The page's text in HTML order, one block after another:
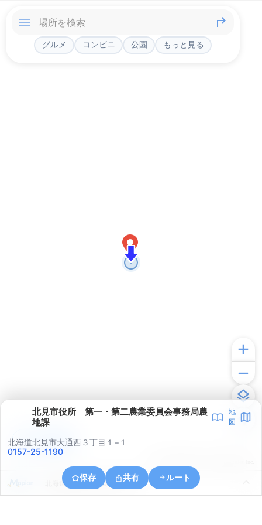
グルメ コンビニ 公園 もっと見る
北見市役所 第一・第二農業委員会事務局農
地課
地
図
北海道北見市大通西３丁目１−１
0157-25-1190
保存 共有 ルート
北海道北見市中ノ島町４丁目
アプリで見る